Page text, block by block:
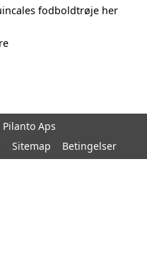
fodboldtrøje her
Aps
Sitemap Betingelser